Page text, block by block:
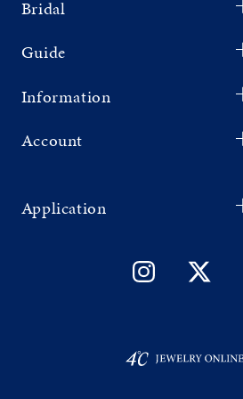
Bridal
Guide
Information
Account
Application